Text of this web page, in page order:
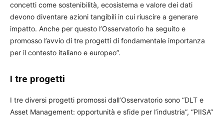
concetti come sostenibilità, ecosistema e valore dei dati
devono diventare azioni tangibili in cui riuscire a generare
impatto. Anche per questo l’Osservatorio ha seguito e
promosso l’avvio di tre progetti di fondamentale importanza
per il contesto italiano e europeo”.
I tre progetti
I tre diversi progetti promossi dall’Osservatorio sono “DLT e
Asset Management: opportunità e sfide per l’industria”, “PIISA”